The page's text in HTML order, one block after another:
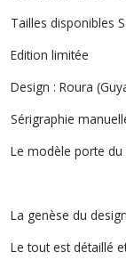
Tailles disponibles S
Edition limitée
Design : Roura
Sérigraphie
Le modèle porte
La genèse du
Le tout est détaillé